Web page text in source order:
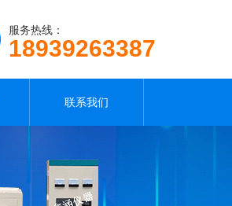
服务热线：
18939263387
联系我们